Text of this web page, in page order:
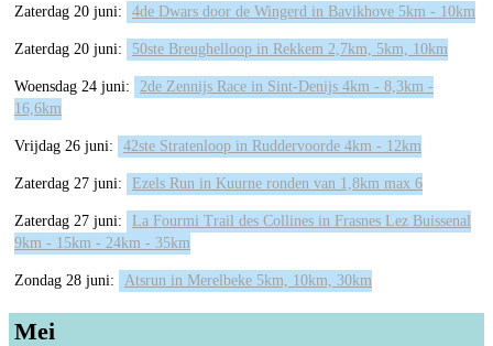
Zaterdag 20 juni: 4de Dwars door de Wingerd in Bavikhove 5km - 10km
Zaterdag 20 juni: 50ste Breughelloop in Rekkem 2,7km, 5km, 10km
Woensdag 24 juni:
2de Zennijs Race in Sint-Denijs 4km - 8,3km -
16,6km
Vrijdag 26 juni: 42ste Stratenloop in Ruddervoorde 4km - 12km
Zaterdag 27 juni: Ezels Run in Kuurne ronden van 1,8km max 6
Zaterdag 27 juni:
La Fourmi Trail des Collines in Frasnes Lez Buissenal
9km - 15km - 24km - 35km
Zondag 28 juni: Atsrun in Merelbeke 5km, 10km, 30km
Mei